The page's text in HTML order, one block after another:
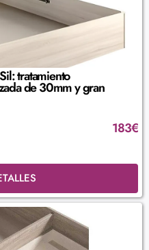
tratamiento
de 30mm y gran
183€